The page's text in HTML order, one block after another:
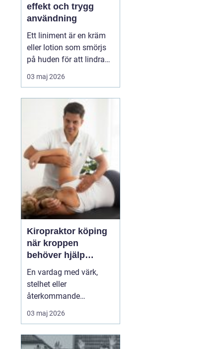
effekt och trygg
användning
Ett liniment är en kräm
eller lotion som smörjs
på huden för att lindra
muskelvärk, stelhet och
ibland också ledbesvär.
ämnen som stimulerar
blodcirkulationen och
03 maj 2026
Kiropraktor köping
när kroppen
behöver hjälp
tillbaka
En vardag med värk,
stelhet eller
återkommande
huvudvärk tär på både
ork och humör. Många
besvär och tänker att det
03 maj 2026